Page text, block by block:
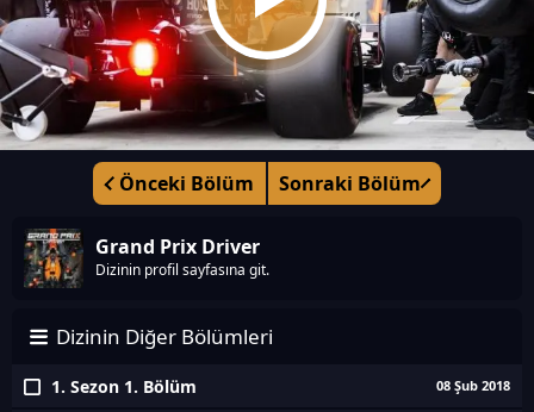
Önceki Bölüm Sonraki Bölüm
Grand Prix Driver
Dizinin profil sayfasına git.
Dizinin Diğer Bölümleri
1. Sezon 1. Bölüm 08 Şub 2018